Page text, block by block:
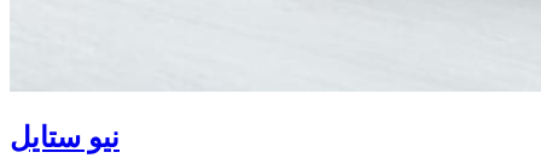
نيو ستايل